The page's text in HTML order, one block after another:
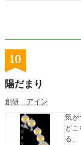
10
陽だまり
創研 アイン
気が
ど
る。 そこで見つけるのは、希望か、それとも……。 PN：ゴ